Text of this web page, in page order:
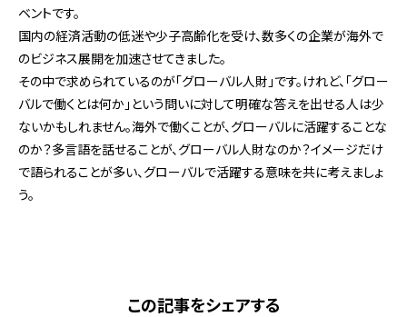
ベントです。
国内の経済活動の低迷や少子高齢化を受け、数多くの企業が海外で
のビジネス展開を加速させてきました。
その中で求められているのが「グローバル人財」です。けれど、「グロー
バルで働くとは何か」という問いに対して明確な答えを出せる人は少
ないかもしれません。海外で働くことが、グローバルに活躍することな
のか？多言語を話せることが、グローバル人財なのか？イメージだけ
で語られることが多い、グローバルで活躍する意味を共に考えましょ
う。
この記事をシェアする